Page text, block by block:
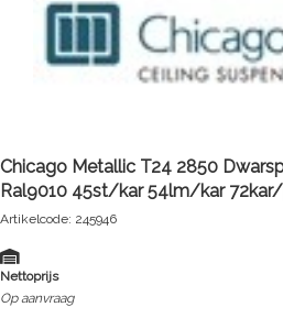
Chicago Metallic T24 2850
Ral9010 45st/kar 54lm/kar
Artikelcode: 245946
Nettoprijs
Op aanvraag